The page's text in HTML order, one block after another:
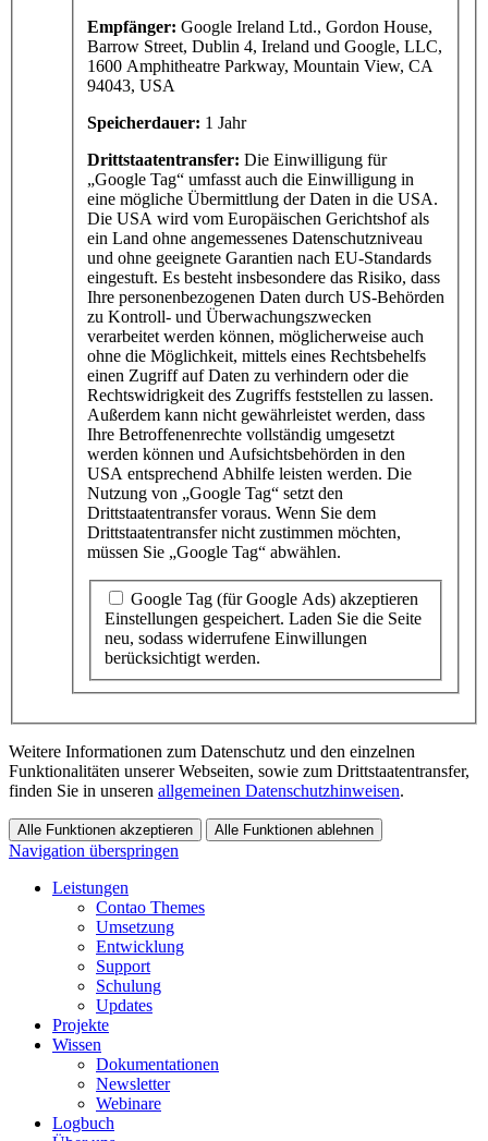
Empfänger:
Barrow Street, Dublin 4, Ireland und Google, LLC,
1600 Amphitheatre Parkway, Mountain View, CA
94043, USA
Speicherdauer: 1 Jahr
Drittstaatentransfer:
„Google Tag“ umfasst auch die Einwilligung in
eine mögliche Übermittlung der Daten in die USA.
Die USA wird vom Europäischen Gerichtshof als
ein Land ohne angemessenes Datenschutzniveau
und ohne geeignete Garantien nach EU-Standards
eingestuft. Es besteht insbesondere das Risiko, dass
Ihre personenbezogenen Daten durch US-Behörden
zu Kontroll- und Überwachungszwecken
verarbeitet werden können, möglicherweise auch
ohne die Möglichkeit, mittels eines Rechtsbehelfs
einen Zugriff auf Daten zu verhindern oder die
Rechtswidrigkeit des Zugriffs feststellen zu lassen.
Außerdem kann nicht gewährleistet werden, dass
Ihre Betroffenenrechte vollständig umgesetzt
werden können und Aufsichtsbehörden in den
USA entsprechend Abhilfe leisten werden. Die
Nutzung von „Google Tag“ setzt den
Drittstaatentransfer voraus. Wenn Sie dem
Drittstaatentransfer nicht zustimmen möchten,
müssen Sie „Google Tag“ abwählen.
Google Tag (für Google Ads) akzeptieren
Einstellungen gespeichert. Laden Sie die Seite
neu, sodass widerrufene Einwillungen
berücksichtigt werden.
Weitere Informationen zum Datenschutz und den einzelnen
Funktionalitäten unserer Webseiten, sowie zum Drittstaatentransfer,
finden Sie in unseren allgemeinen Datenschutzhinweisen.
Alle Funktionen akzeptieren Alle Funktionen ablehnen
Navigation überspringen
Leistungen
Contao Themes
Umsetzung
Entwicklung
Support
Schulung
Updates
Projekte
Wissen
Dokumentationen
Newsletter
Webinare
Logbuch